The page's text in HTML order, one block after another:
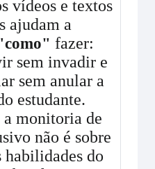
vídeos e textos
ajudam a
fazer:
sem invadir e
sem anular a
estudante.
a monitoria de
não é sobre
habilidades do